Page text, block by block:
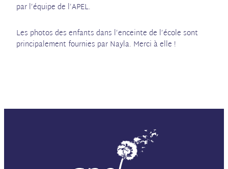
par l’équipe de l’APEL.
Les photos des enfants dans l’enceinte de l’école sont
principalement fournies par Nayla. Merci à elle !